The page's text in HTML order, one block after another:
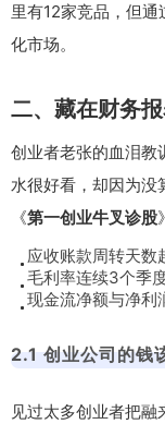
里有12家竞品，但
化市场。
二、藏在财务
创业者老张的血泪教
水很好看，却因为没
《第一创业牛叉诊股
应收账款周转天数
毛利率连续3个季
现金流净额与净利
2.1 创业公司的钱
见过太多创业者把